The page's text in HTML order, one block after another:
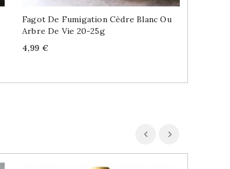
Fagot De Fumigation Cèdre Blanc Ou
Arbre De Vie 20-25g
Price
4,99 €